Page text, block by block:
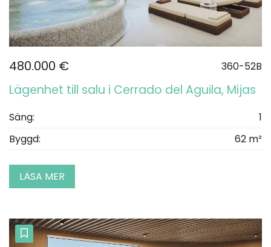
480.000 € 360-52B
Lägenhet till salu i Cerrado del Aguila, Mijas
Säng:
1
Byggd:
62 m²
LÄSA MER